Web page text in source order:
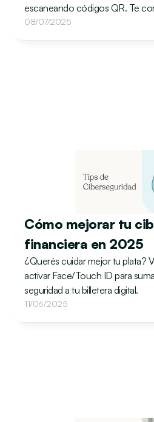
escaneando códigos QR. Te
08/07/2025
Cómo mejorar tu
financiera en 2025
¿Querés cuidar mejor tu plata?
activar Face/Touch ID para
seguridad a tu billetera digital.
11/06/2025